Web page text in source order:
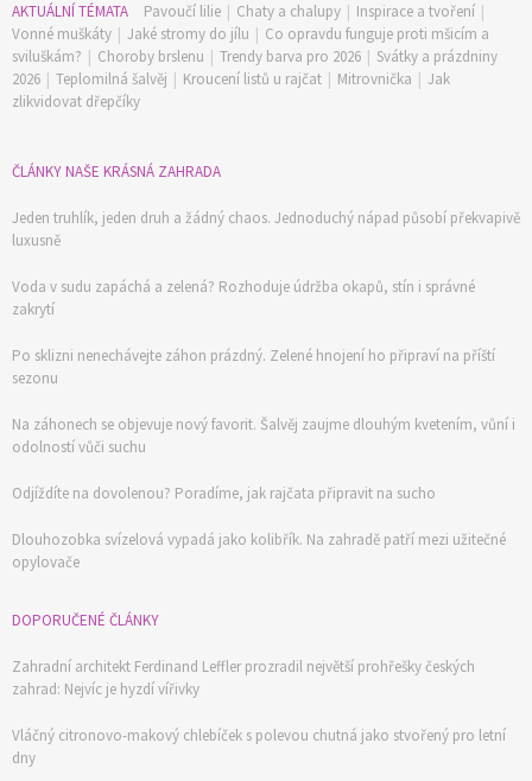
AKTUÁLNÍ TÉMATA Pavoučí lilie | Chaty a chalupy | Inspirace a tvoření |
Vonné muškáty | Jaké stromy do jílu | Co opravdu funguje proti mšicím a
sviluškám? | Choroby brslenu | Trendy barva pro 2026 | Svátky a prázdniny
2026 | Teplomilná šalvěj | Kroucení listů u rajčat | Mitrovnička | Jak
zlikvidovat dřepčíky
ČLÁNKY NAŠE KRÁSNÁ ZAHRADA
Jeden truhlík, jeden druh a žádný chaos. Jednoduchý nápad působí překvapivě
luxusně
Voda v sudu zapáchá a zelená? Rozhoduje údržba okapů, stín i správné
zakrytí
Po sklizni nenechávejte záhon prázdný. Zelené hnojení ho připraví na příští
sezonu
Na záhonech se objevuje nový favorit. Šalvěj zaujme dlouhým kvetením, vůní i
odolností vůči suchu
Odjíždíte na dovolenou? Poradíme, jak rajčata připravit na sucho
Dlouhozobka svízelová vypadá jako kolibřík. Na zahradě patří mezi užitečné
opylovače
DOPORUČENÉ ČLÁNKY
Zahradní architekt Ferdinand Leffler prozradil největší prohřešky českých
zahrad: Nejvíc je hyzdí vířivky
Vláčný citronovo-makový chlebíček s polevou chutná jako stvořený pro letní
dny